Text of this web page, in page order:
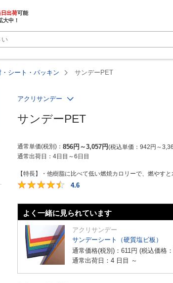
日出荷
大中！
シート・パッキン サンデーPET
アクリサンデー
サンデーPET
通常単価(税別) 856円 ～3,057円 税込単価 942円 ～
通常出荷日：4日目～6日目
【特長】・他樹脂に比べて低い燃焼カロリーで、燃やす
4.6
よく一緒に見られています
アクリサンデー
サンデーシート（硬質塩ビ板）
通常価格(税別)：611円 (税込価格
通常出荷日：4 日目 ～